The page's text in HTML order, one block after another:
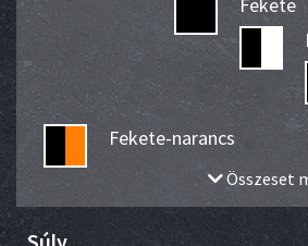
Fekete-narancs
Összeset
Súly